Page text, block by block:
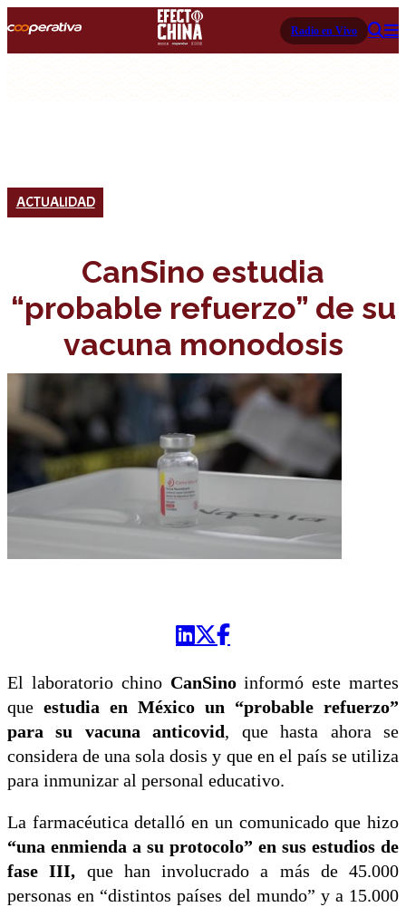
Radio en Vivo
ACTUALIDAD
CanSino estudia
“probable refuerzo” de su
vacuna monodosis
El laboratorio chinoCanSinoinformó este martes
que estudia en México un “probable refuerzo”
para su vacuna anticovid, que hasta ahora se
considera de una sola dosis y que en el país se utiliza
para inmunizar al personal educativo.
La farmacéutica detalló en un comunicado que hizo
“una enmienda a su protocolo” en sus estudios de
fase III, que han involucrado a más de 45.000
personas en “distintos países del mundo” y a 15.000